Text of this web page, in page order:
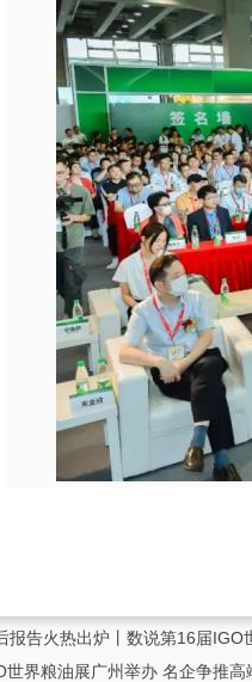
报告火热出炉丨数说第16届IGO
世界粮油展广州举办 名企争推高